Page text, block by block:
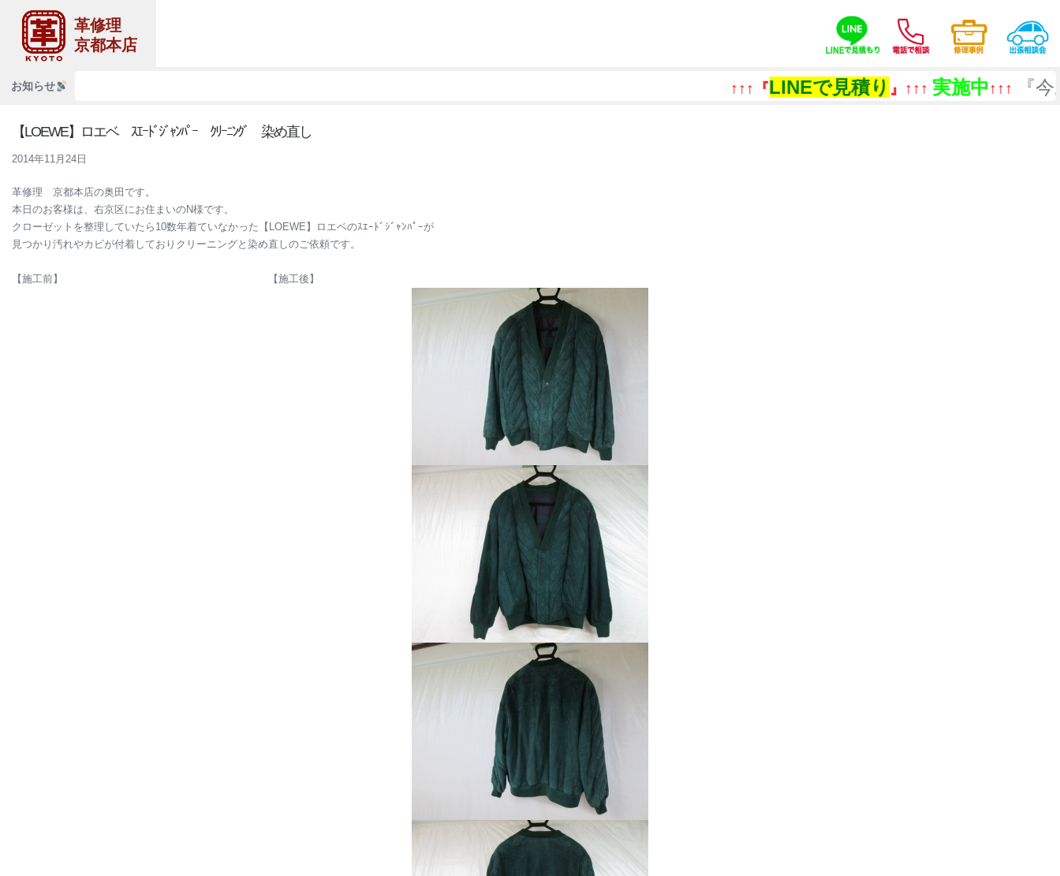
革修理
京都本店
お知らせ LINEで見積り』↑↑↑実施中↑↑↑『今あるも
【LOEWE】ロエベ ｽｴｰﾄﾞｼﾞｬﾝﾊﾟｰ ｸﾘｰﾆﾝｸﾞ 染め直し
2014年11月24日
革修理 京都本店の奥田です。
本日のお客様は、右京区にお住まいのN様です。
クローゼットを整理していたら10数年着ていなかった【LOEWE】ロエベのｽｴｰﾄﾞｼﾞｬﾝﾊﾟｰが
見つかり汚れやカビが付着しておりクリーニングと染め直しのご依頼です。
【施工前】 【施工後】